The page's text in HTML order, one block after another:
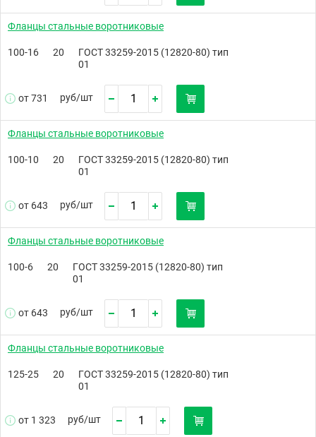
Фланцы стальные воротниковые
100-16 20
ГОСТ 33259-2015 (12820-80) тип
01
от 731 руб/шт
Фланцы стальные воротниковые
100-10 20
ГОСТ 33259-2015 (12820-80) тип
01
от 643 руб/шт
Фланцы стальные воротниковые
100-6 20
ГОСТ 33259-2015 (12820-80) тип
01
от 643 руб/шт
Фланцы стальные воротниковые
125-25 20
ГОСТ 33259-2015 (12820-80) тип
01
от 1 323 руб/шт